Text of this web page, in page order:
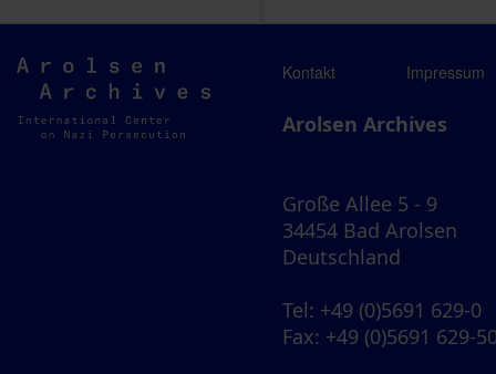
Arolsen
Archives
Kontakt Impressum
Arolsen Archives
Große Allee 5 - 9
34454 Bad Arolsen
Deutschland
Tel: +49 (0)5691 629-0
Fax: +49 (0)5691 629-